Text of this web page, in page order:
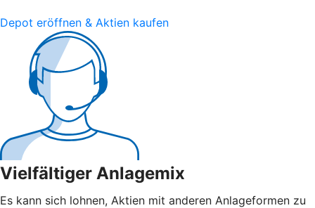
Depot eröffnen & Aktien kaufen
Vielfältiger Anlagemix
Es kann sich lohnen, Aktien mit anderen Anlageformen zu